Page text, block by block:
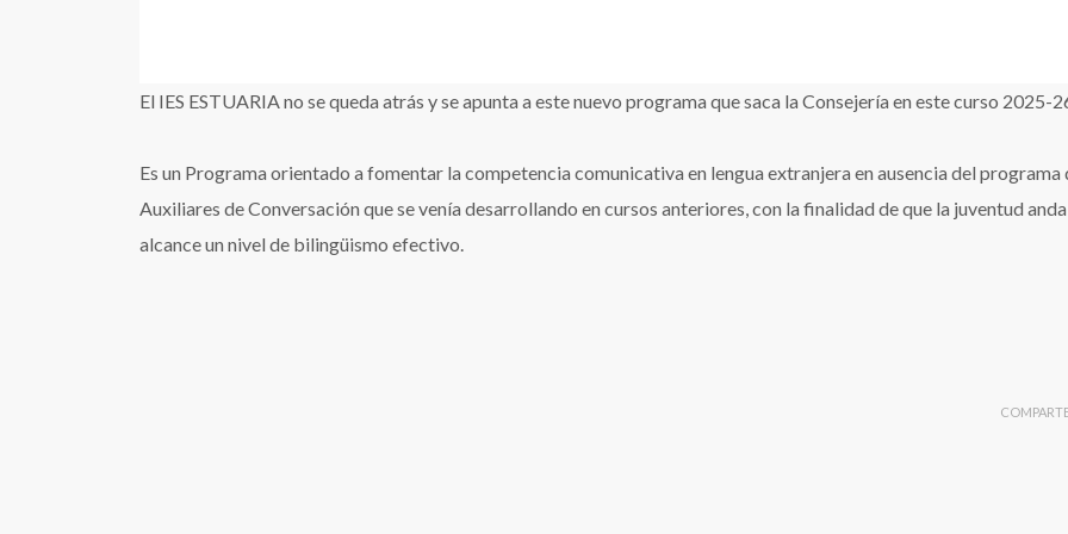
El IES ESTUARIA no se queda atrás y se apunta a este nuevo programa que saca la Consejería en este curso 2025-
Es un Programa orientado a fomentar la competencia comunicativa en lengua extranjera en ausencia del programa
Auxiliares de Conversación que se venía desarrollando en cursos anteriores, con la finalidad de que la juventud
alcance un nivel de bilingüismo efectivo.